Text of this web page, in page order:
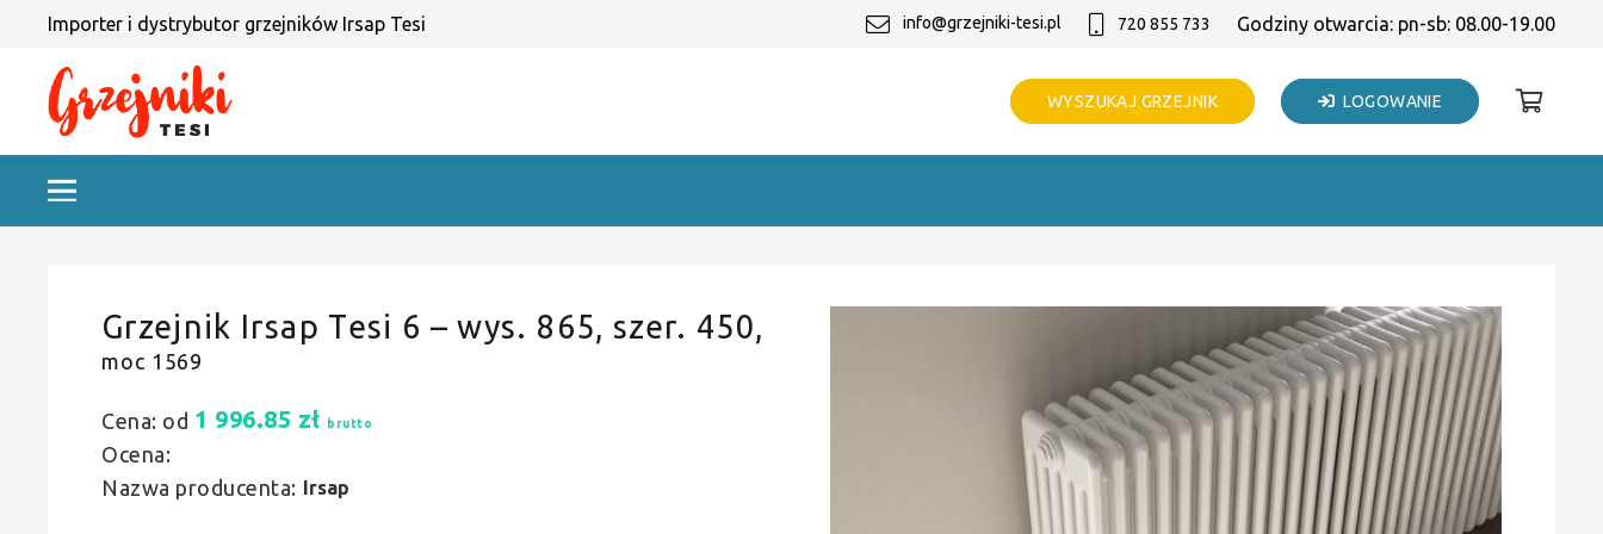
Importer i dystrybutor grzejników Irsap Tesi info@grzejniki-tesi.pl 720 855 733 Godziny otwarcia: pn-sb: 08.00-19.00
WYSZUKAJ GRZEJNIK LOGOWANIE
Grzejnik Irsap Tesi 6 – wys. 865, szer. 450,
moc 1569
Cena: od 1 996.85 zł brutto
Ocena:
Nazwa producenta: Irsap